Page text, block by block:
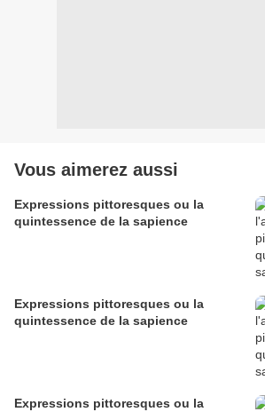
Vous aimerez aussi
Expressions pittoresques ou la
quintessence de la sapience
Expressions pittoresques ou la
quintessence de la sapience
Expressions pittoresques ou la